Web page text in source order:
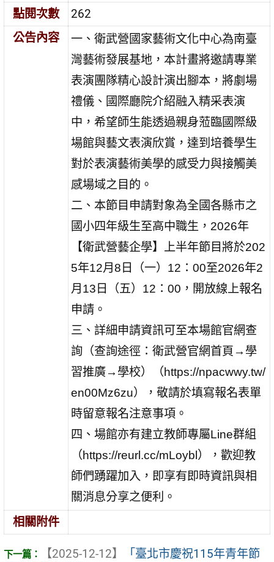
點閱次數
262
公告內容
一、衛武營國家藝術文化中心為南臺
灣藝術發展基地，本計畫將邀請專業
表演團隊精心設計演出腳本，將劇場
禮儀、國際廳院介紹融入精采表演
中，希望師生能透過親身蒞臨國際級
場館與藝文表演欣賞，達到培養學生
對於表演藝術美學的感受力與接觸美
感場域之目的。
二、本節目申請對象為全國各縣市之
國小四年級生至高中職生，2026年
【衛武營藝企學】上半年節目將於202
5年12月8日（一）12：00至2026年2
月13日（五）12：00，開放線上報名
申請。
三、詳細申請資訊可至本場館官網查
詢（查詢途徑：衛武營官網首頁→學
習推廣→學校）（https://npacwwy.tw/
en00Mz6zu），敬請於填寫報名表單
時留意報名注意事項。
四、場館亦有建立教師專屬Line群組
（https://reurl.cc/mLoybl），歡迎教
師們踴躍加入，即享有即時資訊與相
關消息分享之便利。
相關附件
【2025-12-12】
「臺北市慶祝115年青年節